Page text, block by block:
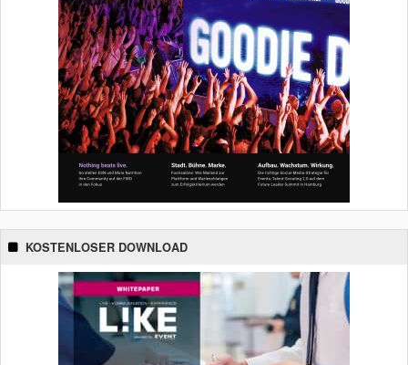
KOSTENLOSER DOWNLOAD